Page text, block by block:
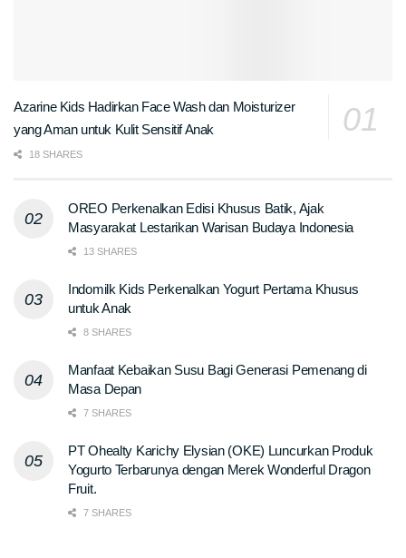
Azarine Kids Hadirkan Face Wash dan Moisturizer
yang Aman untuk Kulit Sensitif Anak
18 SHARES
OREO Perkenalkan Edisi Khusus Batik, Ajak
Masyarakat Lestarikan Warisan Budaya Indonesia
13 SHARES
Indomilk Kids Perkenalkan Yogurt Pertama Khusus
untuk Anak
8 SHARES
Manfaat Kebaikan Susu Bagi Generasi Pemenang di
Masa Depan
7 SHARES
PT Ohealty Karichy Elysian (OKE) Luncurkan Produk
Yogurto Terbarunya dengan Merek Wonderful Dragon
Fruit.
7 SHARES